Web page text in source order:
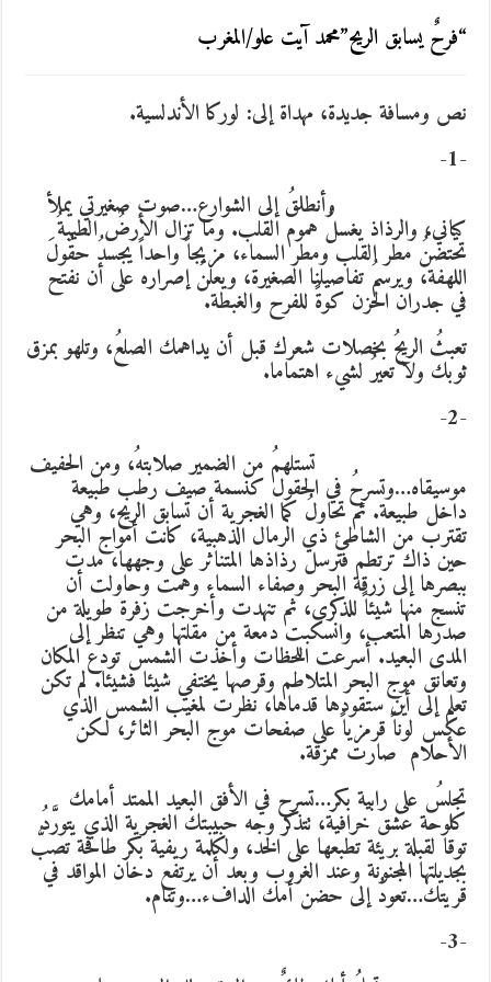
“فرحٌ يسابق الريح”محمد آيت علو/المغرب
نص ومسافة جديدة، مهداة إلى: لوركا الأندلسية.
-1-
وأنطلقُ إلى الشوارع…صوت صغيرتي يملأ
كياني، والرذاذ يغسلُ هموم القلب. وما تزال الأرضُ الطيبةُ
تحتضنُ مطر القلب ومطر السماء، مزيجاً واحداً يجسدُ حقُولَ
اللهفة، ويرسمُ تفاصيلنا الصغيرة، ويعلنُ إصراره على أن نفتح
في جدران الحزن كوةً للفرح والغبطة.
تعبثُ الريحُ بخصلات شعرك قبل أن يداهمك الصلعُ، وتلهو بمزق
ثوبك ولا تعيرُ لشيء اهتماما.
-2-
تستلهمُ من الضمير صلابتهُ، ومن الحفيف
موسيقاه…وتسرحُ في الحقول كنسمة صيف رطب طبيعة
داخل طبيعة. ثم تحاولُ كما الغجرية أن تسابق الريح، وهي
تقترب من الشاطئ ذي الرمال الذهبية، كانت أمواج البحر
حين ذاك ترتطم فترسل رذاذها المتناثر على وجهها، مدت
ببصرها إلى زرقة البحر وصفاء السماء وهمت وحاولت أن
تنسج منها شيئاً للذكرى، ثم تنهدت وأخرجت زفرة طويلة من
صدرها المتعب، وانسكبت دمعة من مقلتها وهي تنظر إلى
المدى البعيد. أسرعت اللحظات وأخذت الشمس تودع المكان
وتعانق موج البحر المتلاطم وقرصها يختفي شيئا فشيئا. لم تكن
تعلم إلى أين ستقودها قدماها، نظرت لمغيب الشمس الذي
عكس لوناً قرمزياً على صفحات موج البحر الثائر، لكن
الأحلام صارت ممزقة.
تجلسُ على رابية بكر…تسرح في الأفق البعيد الممتد أمامك
كلوحة عشق خرافية، تتذكر وجه حبيبتك الغجرية الذي يتورَّدُ
توقا لقبلة بريئة تطبعها على الخد، ولكلمة ريفية بكر طافحة تصبُّ
بجديلتها المجنونة وعند الغروب وبعد أن يرتفع دخان المواقد في
قريتك…تعودُ إلى حضن أمك الدافء…وتنام.
-3-